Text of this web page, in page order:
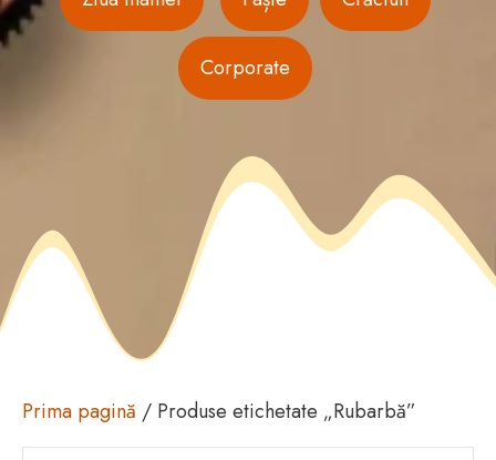
Corporate
Prima pagină / Produse etichetate „Rubarbă”